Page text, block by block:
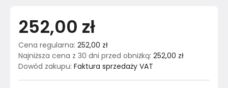
252,00 zł
Cena regularna: 252,00 zł
Najniższa cena z 30 dni przed obniżką: 252,00 zł
Dowód zakupu: Faktura sprzedaży VAT